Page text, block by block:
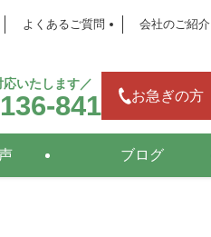
よくあるご質問 会社のご紹介
いたします／
841 お急ぎの方
ブログ